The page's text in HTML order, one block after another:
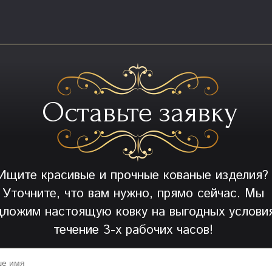
Оставьте заявку
красивые и прочные кованые изделия?
Уточните, что вам нужно, прямо сейчас. Мы
настоящую ковку на выгодных
течение 3-х рабочих часов!